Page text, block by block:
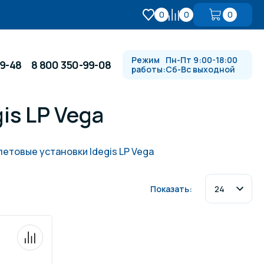
0 0 0
Водопады, водяные пушки и
48 8 800 350-99-08
Режим
работы:
Пн-Пт 9:00-18:00
Сб-Вс выходной
LP Vega
установки Idegis LP Vega
Показать: